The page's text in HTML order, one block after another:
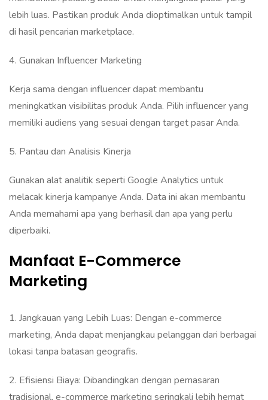
lebih luas. Pastikan produk Anda dioptimalkan untuk tampil
di hasil pencarian marketplace.‎‎‎
4. Gunakan Influencer Marketing
‎Kerja sama dengan influencer dapat membantu
meningkatkan visibilitas produk Anda. Pilih influencer yang
memiliki audiens yang sesuai dengan target pasar Anda.
‎‎‎5. Pantau dan Analisis Kinerja
‎Gunakan alat analitik seperti Google Analytics untuk
melacak kinerja kampanye Anda. Data ini akan membantu
Anda memahami apa yang berhasil dan apa yang perlu
diperbaiki.‎
Manfaat E-Commerce
Marketing
‎1. Jangkauan yang Lebih Luas‎: Dengan e-commerce
marketing, Anda dapat menjangkau pelanggan dari berbagai
lokasi tanpa batasan geografis.‎‎‎
2. Efisiensi Biaya: ‎Dibandingkan dengan pemasaran
tradisional, e-commerce marketing seringkali lebih hemat